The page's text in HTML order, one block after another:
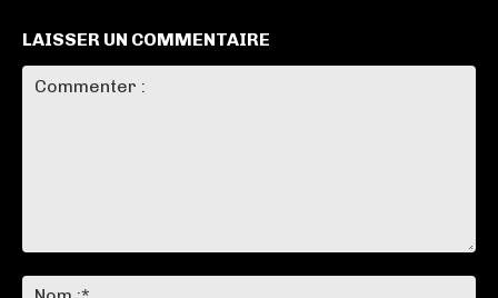
LAISSER UN COMMENTAIRE